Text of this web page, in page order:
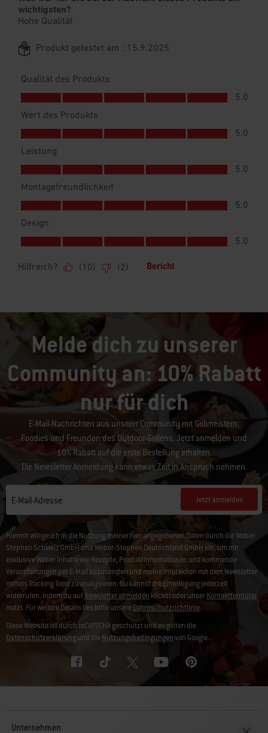
Melde dich zu unserer
Community an: 10% Rabatt
nur für dich
E-Mail-Nachrichten aus unserer Community mit Grillmeistern,
Foodies und Freunden des Outdoor-Grillens. Jetzt anmelden und
10% Rabatt auf die erste Bestellung erhalten.
Die Newsletter Anmeldung kann etwas Zeit in Anspruch nehmen.
E-Mail-Adresse Jetzt anmelden
Hiermit willige ich in die Nutzung meiner hier angegebenen Daten durch die Weber-
Stephen Schweiz GmbH und Weber-Stephen Deutschland GmbH ein, um mir
exklusive Weber Inhalte wie Rezepte, Produktinformationen und kommende
Veranstaltungen per E-Mail zuzusenden und meine Interaktion mit dem Newsletter
mittels Tracking Tools zu analysieren. Du kannst die Einwilligung jederzeit
widerrufen, indem du aufNewsletter abmelden klickst oder unserKontaktformular
nutzt. Für weitere Details lies bitte unsereDatenschutzrichtlinie.
Diese Website ist durch reCAPTCHA geschützt und es gelten die
Datenschutzerklärungund dieNutzungsbedingungenvon Google.
Unternehmen